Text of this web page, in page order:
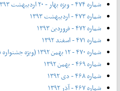
شماره ۴۷۴ - ویژه بهار - ۲۰ اردیبهشت ۱۳۹۳
شماره ۴۷۳ - اردیبهشت ۱۳۹۳
شماره ۴۷۲ - فروردین ۱۳۹۳
شماره ۴۷۱ - اسفند ۱۳۹۲
شماره ۴۷۰ - ۱۲ بهمن ۱۳۹۲ (ویژه جشنواره فیلم فجر)
شماره ۴۶۹ - بهمن ۱۳۹۲
شماره ۴۶۸ - دی ۱۳۹۲
شماره ۴۶۷ - آذر ۱۳۹۲